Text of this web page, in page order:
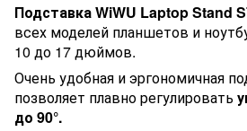
Подставка WiWU Laptop Stand
всех моделей планшетов и
10 до 17 дюймов.
Очень удобная и эргономичная
позволяет плавно регулировать
до 90°.